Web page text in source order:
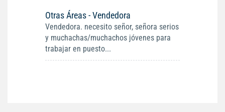
Otras Áreas - Vendedora
Vendedora. necesito señor, señora serios
y muchachas/muchachos jóvenes para
trabajar en puesto...